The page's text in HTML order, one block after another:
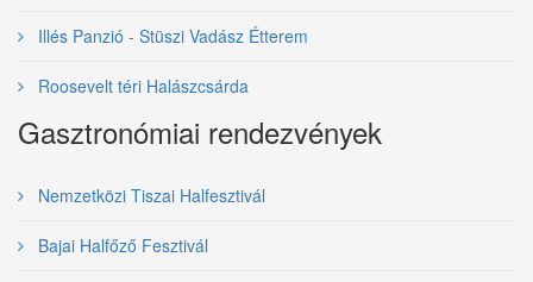
Illés Panzió - Stüszi Vadász Étterem
Roosevelt téri Halászcsárda
Gasztronómiai rendezvények
Nemzetközi Tiszai Halfesztivál
Bajai Halfőző Fesztivál